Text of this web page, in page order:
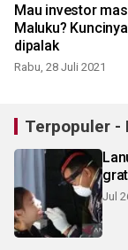
Mau investor
Maluku?
dipalak
Rabu, 28 Juli 2021
Terpopuler -
Jul